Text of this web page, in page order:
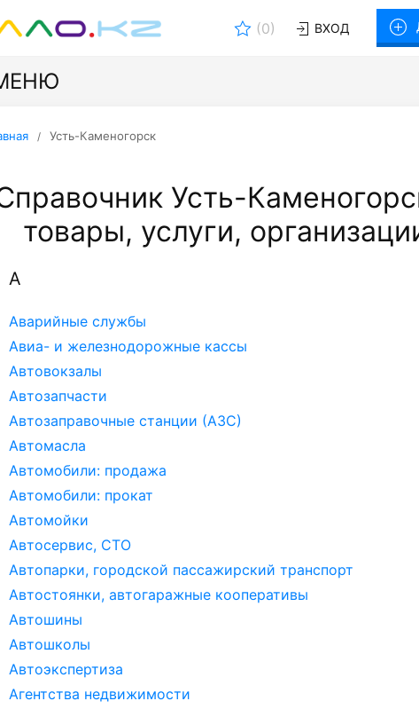
(0) ВХОД
Усть-Каменогорск
Усть-
товары, услуги,
А
Аварийные службы
Авиа- и железнодорожные кассы
Автовокзалы
Автозапчасти
Автозаправочные станции (АЗС)
Автомасла
Автомобили: продажа
Автомобили: прокат
Автомойки
Автосервис, СТО
Автопарки, городской пассажирский транспорт
Автостоянки, автогаражные кооперативы
Автошины
Автошколы
Автоэкспертиза
Агентства недвижимости